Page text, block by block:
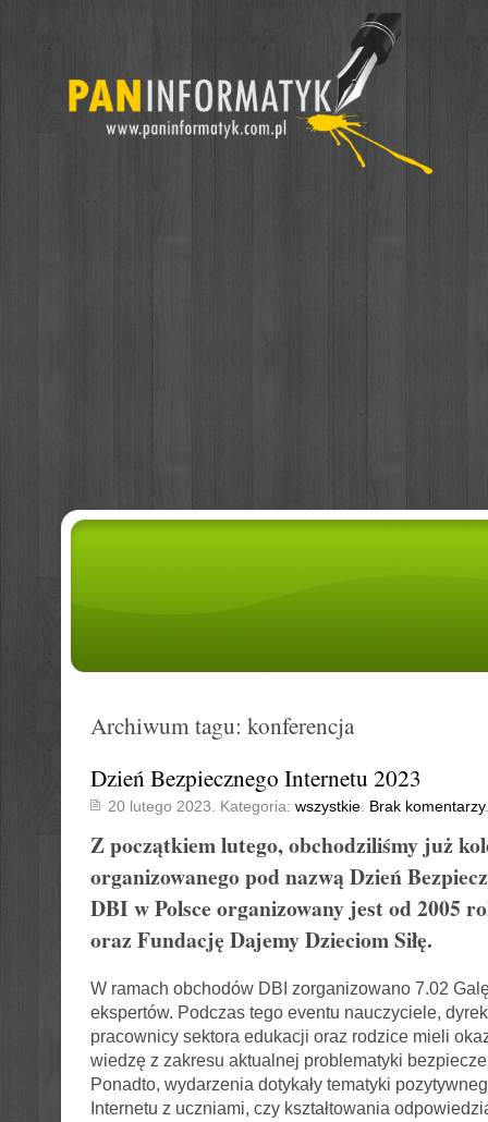
Archiwum tagu: konferencja
Dzień Bezpiecznego Internetu 2023
20 lutego 2023. Kategoria: wszystkie. Brak komentarzy.
Z początkiem lutego, obchodziliśmy już
organizowanego pod nazwą Dzień
DBI w Polsce organizowany jest od 2005
oraz Fundację Dajemy Dzieciom Siłę.
W ramach obchodów DBI zorganizowano 7.02
ekspertów. Podczas tego eventu nauczyciele,
pracownicy sektora edukacji oraz rodzice mieli
wiedzę z zakresu aktualnej problematyki
Ponadto, wydarzenia dotykały tematyki
Internetu z uczniami, czy kształtowania